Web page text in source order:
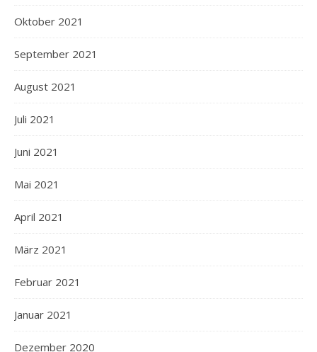
Oktober 2021
September 2021
August 2021
Juli 2021
Juni 2021
Mai 2021
April 2021
März 2021
Februar 2021
Januar 2021
Dezember 2020